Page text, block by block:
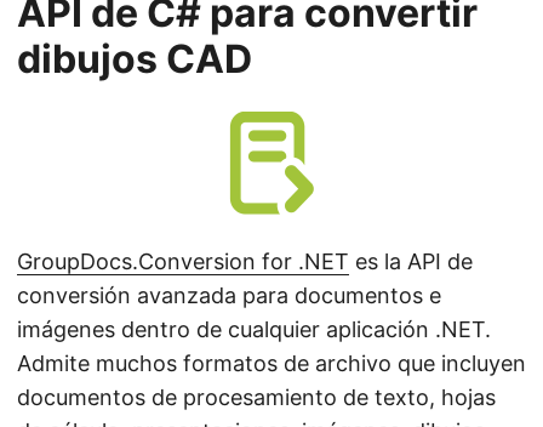
API de C# para convertir
dibujos CAD
GroupDocs.Conversion for .NET es la API de
conversión avanzada para documentos e
imágenes dentro de cualquier aplicación .NET.
Admite muchos formatos de archivo que incluyen
documentos de procesamiento de texto, hojas